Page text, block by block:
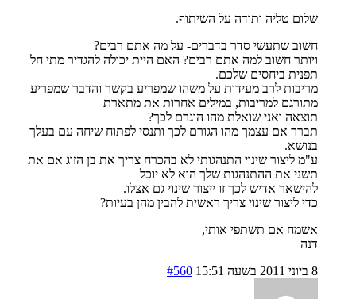
שלום טליה ותודה על השיתוף.
חשוב שתעשי סדר בדברים- על מה אתם רבים?
ויותר חשוב למה אתם רבים? האם היית יכולה להגדיר מתי חל
תפנית ביחסים שלכם.
מריבות לרב מעידות על משהו שמפריע בקשר והדבר שמפריע
מתורגם למריבות, במילים אחרות את מתארת
תוצאה ואני שואלת מהו הוגרם לכך?
תברר אם עצמך מהו הגורם לכך ותנסי לפתוח שיחה עם בעלך
בנושא.
ע"מ ליצור שינוי התנהגותי לא בהכרח צריך את בן הזוג אם את
תשני את ההתנהגות שלך הוא לא יוכל
להישאר אדיש לכך זו ייצור שינוי גם אצלו.
כדי ליצור שינוי צריך ראשית להבין מהן בעיות?
אשמח אם תשתפי אותי,
דנה
8 ביוני 2011 בשעה 15:51
#560